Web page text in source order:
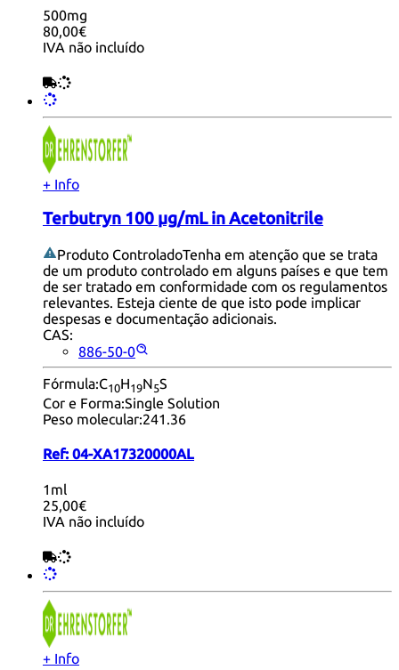
500mg
80,00€
IVA não incluído
+ Info
Terbutryn 100 µg/mL in Acetonitrile
Produto ControladoTenha em atenção que se trata
de um produto controlado em alguns países e que tem
de ser tratado em conformidade com os regulamentos
relevantes. Esteja ciente de que isto pode implicar
despesas e documentação adicionais.
CAS:
886-50-0
Fórmula:C10H19N5S
Cor e Forma:Single Solution
Peso molecular:241.36
Ref: 04-XA17320000AL
1ml
25,00€
IVA não incluído
+ Info